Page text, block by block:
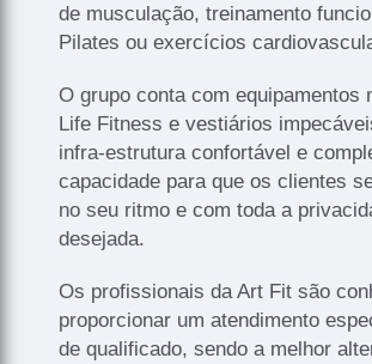
de musculação, treinamento
Pilates ou exercícios
O grupo conta com equipamentos
Life Fitness e vestiários
infra-estrutura confortável e
capacidade para que os clientes
no seu ritmo e com toda a
desejada.
Os profissionais da Art Fit são
proporcionar um atendimento
de qualificado, sendo a melhor